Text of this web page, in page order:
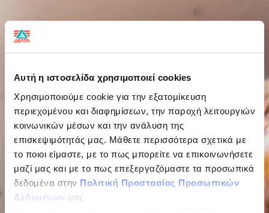
Αυτή η ιστοσελίδα χρησιμοποιεί cookies
Χρησιμοποιούμε cookie για την εξατομίκευση
περιεχομένου και διαφημίσεων, την παροχή λειτουργιών
κοινωνικών μέσων και την ανάλυση της
επισκεψιμότητάς μας. Μάθετε περισσότερα σχετικά με
το ποιοι είμαστε, με το πως μπορείτε να επικοινωνήσετε
μαζί μας και με το πως επεξεργαζόμαστε τα προσωπικά
δεδομένα στην Πολιτική Προστασίας Προσωπικών
Δεδομένων μας.